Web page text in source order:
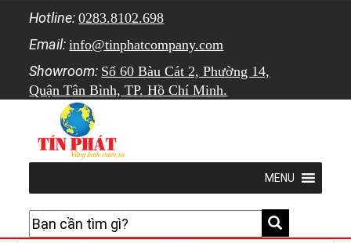
Hotline: 0283.8102.698
Email: info@tinphatcompany.com
Showroom: Số 60 Bàu Cát 2, Phường 14,
Quận Tân Bình, TP. Hồ Chí Minh.
MENU